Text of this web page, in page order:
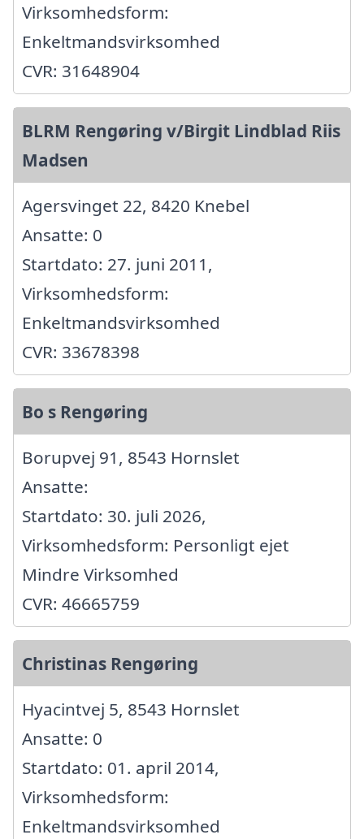
Virksomhedsform:
Enkeltmandsvirksomhed
CVR: 31648904
BLRM Rengøring v/Birgit Lindblad Riis
Madsen
Agersvinget 22, 8420 Knebel
Ansatte: 0
Startdato: 27. juni 2011,
Virksomhedsform:
Enkeltmandsvirksomhed
CVR: 33678398
Bo s Rengøring
Borupvej 91, 8543 Hornslet
Ansatte:
Startdato: 30. juli 2026,
Virksomhedsform: Personligt ejet
Mindre Virksomhed
CVR: 46665759
Christinas Rengøring
Hyacintvej 5, 8543 Hornslet
Ansatte: 0
Startdato: 01. april 2014,
Virksomhedsform:
Enkeltmandsvirksomhed